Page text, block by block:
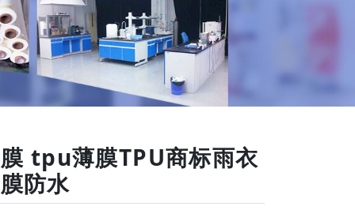
tpu薄膜TPU商标雨衣
防水